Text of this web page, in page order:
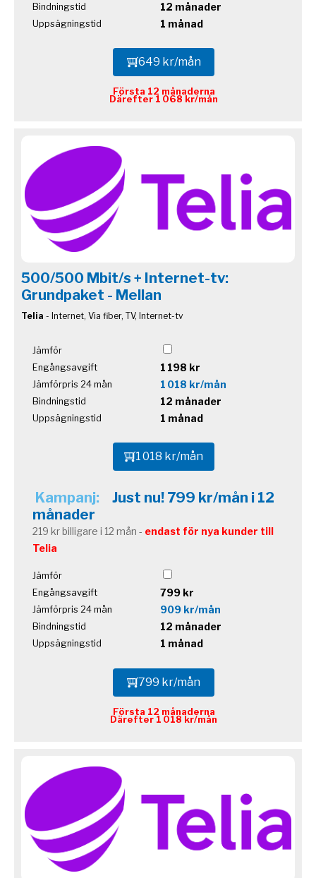
Bindningstid 12 månader
Uppsägningstid 1 månad
649 kr/mån
Första 12 månaderna
Därefter 1 068 kr/mån
500/500 Mbit/s + Internet-tv:
Grundpaket - Mellan
Telia - Internet, Via fiber, TV, Internet-tv
Jämför
Engångsavgift
1 198 kr
Jämförpris 24 mån 1 018 kr/mån
Bindningstid 12 månader
Uppsägningstid 1 månad
1 018 kr/mån
Kampanj:
Just nu! 799 kr/mån i 12
månader
219 kr billigare i 12 mån - endast för nya kunder till
Telia
Jämför
Engångsavgift
799 kr
Jämförpris 24 mån 909 kr/mån
Bindningstid 12 månader
Uppsägningstid 1 månad
799 kr/mån
Första 12 månaderna
Därefter 1 018 kr/mån